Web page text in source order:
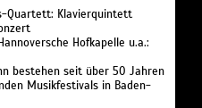
Quartett: Klavierquintett
Hofkapelle u.a.:
bestehen seit über 50 Jahren
Musikfestivals in Baden-